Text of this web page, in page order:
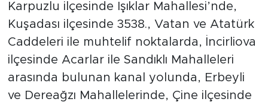
Karpuzlu ilçesinde Işıklar Mahallesi’nde,
Kuşadası ilçesinde 3538., Vatan ve Atatürk
Caddeleri ile muhtelif noktalarda, İncirliova
ilçesinde Acarlar ile Sandıklı Mahalleleri
arasında bulunan kanal yolunda, Erbeyli
ve Dereağzı Mahallelerinde, Çine ilçesinde